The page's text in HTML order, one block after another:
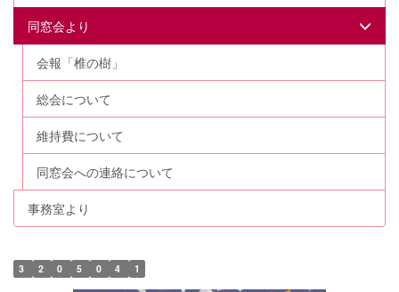
同窓会より
会報「椎の樹」
総会について
維持費について
同窓会への連絡について
事務室より
3 2 0 5 0 4 1